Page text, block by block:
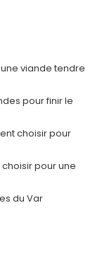
viande tendre
pour finir le
choisir pour
pour une
du Var